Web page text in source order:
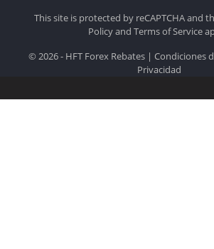
This site is protected by reCAPTCHA and
Policyand Terms of Service
© 2026 - HFT Forex Rebates | Condiciones
Privacidad